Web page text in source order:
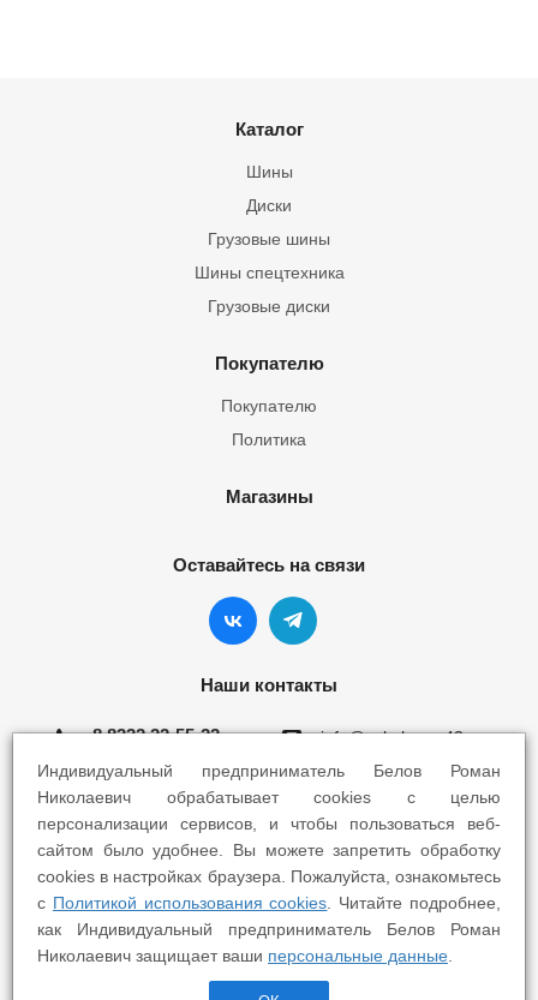
Каталог
Шины
Грузовые шины
Шины спецтехника
Диски
Грузовые диски
Покупателю
Покупателю
Политика
Магазины
Оставайтесь на связи
Наши контакты
8 8332 22-55-22 info@yokohama43.ru
Киров, ул. Ломоносова 5Б
Киров, ул. Профсоюзная 7А
2025 © Yokohama Киров - Шины Диски Сервис
Индивидуальный предприниматель Белов Роман
Николаевич обрабатывает cookies с целью
персонализации сервисов, и чтобы пользоваться веб-
сайтом было удобнее. Вы можете запретить обработку
cookies в настройках браузера. Пожалуйста, ознакомьтесь
с Политикой использования cookies . Читайте подробнее,
как Индивидуальный предприниматель Белов Роман
Николаевич защищает ваши персональные данные